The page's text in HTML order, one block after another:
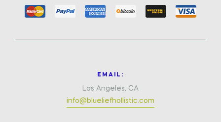
EMAIL:
Los Angeles, CA
info@blueliefhollistic.com